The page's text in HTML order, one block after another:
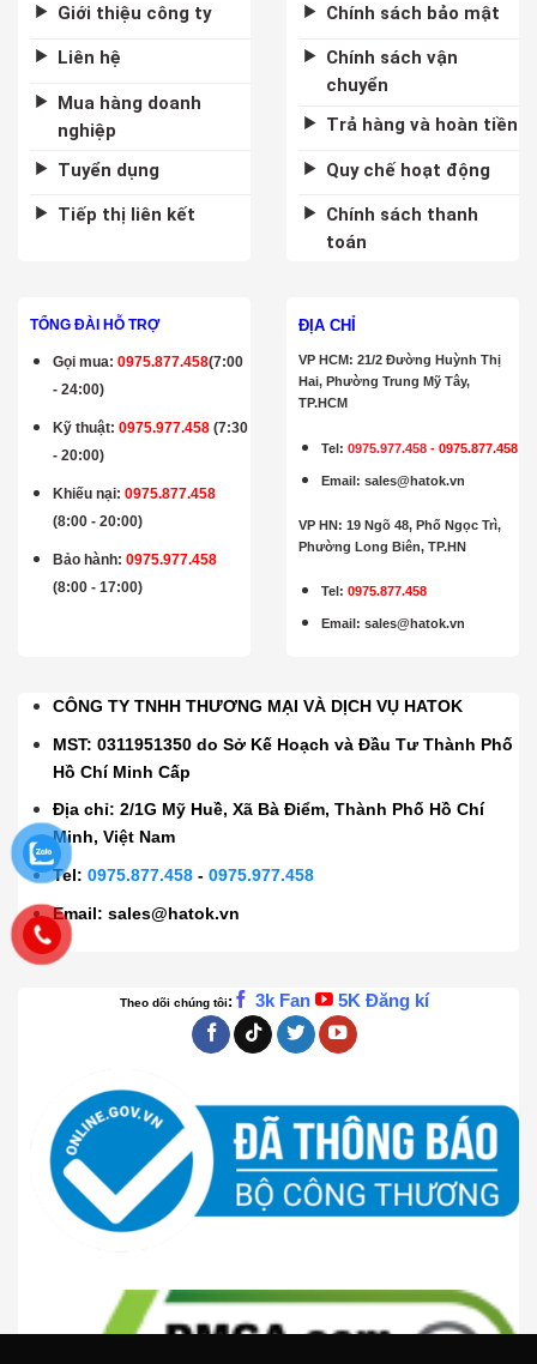
Giới thiệu công ty
Liên hệ
Mua hàng doanh
nghiệp
Tuyển dụng
Tiếp thị liên kết
Chính sách bảo mật
Chính sách vận
chuyển
Trả hàng và hoàn tiền
Quy chế hoạt động
Chính sách thanh
toán
TỔNG ĐÀI HỖ TRỢ
Gọi mua:0975.877.458(7:00
- 24:00)
Kỹ thuật:0975.977.458 (7:30
- 20:00)
Khiếu nại: 0975.877.458
(8:00 - 20:00)
Bảo hành:0975.977.458
(8:00 - 17:00)
ĐỊA CHỈ
VP HCM: 21/2 Đường Huỳnh Thị
Hai, Phường Trung Mỹ Tây,
TP.HCM
Tel:0975.977.458 -0975.877.458
Email:sales@hatok.vn
VP HN: 19 Ngõ 48, Phố Ngọc Trì,
Phường Long Biên, TP.HN
Tel: 0975.877.458
Email :sales@hatok.vn
CÔNG TY TNHH THƯƠNG MẠI VÀ DỊCH VỤ HATOK
MST: 0311951350 do Sở Kế Hoạch và Đầu Tư Thành Phố
Hồ Chí Minh Cấp
Địa chỉ: 2/1G Mỹ Huề, Xã Bà Điểm, Thành Phố Hồ Chí
Minh, Việt Nam
Tel:0975.877.458 -0975.977.458
Email:sales@hatok.vn
Theo dõi chúng tôi: 3k Fan 5K Đăng kí